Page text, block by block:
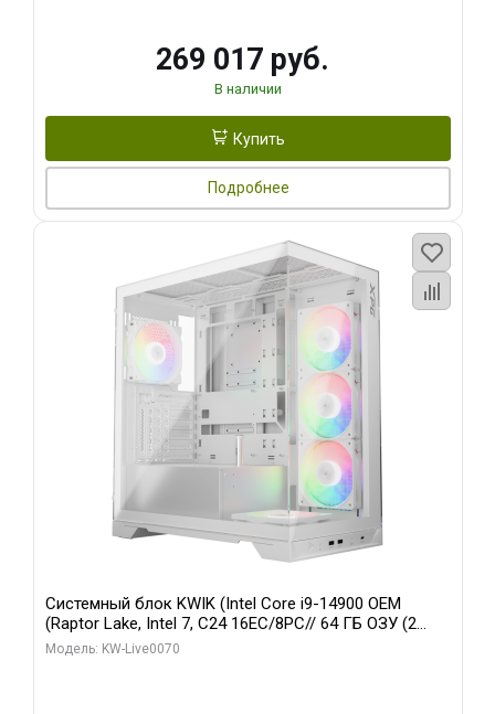
269 017 руб.
В наличии
Купить
Подробнее
Системный блок KWIK (Intel Core i9-14900 OEM
(Raptor Lake, Intel 7, C24 16EC/8PC// 64 ГБ ОЗУ (2
модуля)/ Gigabyte RTX5080 XTREME WATERFORCE
Модель: KW-Live0070